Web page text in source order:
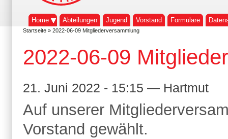
Home Abteilungen Jugend Vorstand Formulare
Startseite » 2022-06-09 Mitgliederversammlung
2022-06-09
21. Juni 2022 - 15:15 — Hartmut
Auf unserer
Vorstand gewählt.